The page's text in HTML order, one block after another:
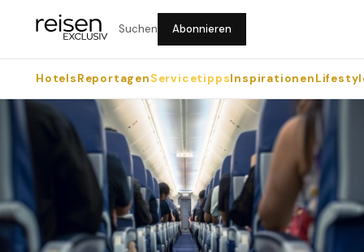
Suchen Abonnieren
HotelsReportagenServicetippsInspirationen